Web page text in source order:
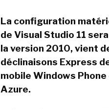
La configuration
de Visual Studio 11
la version 2010, vient
déclinaisons Express
mobile Windows
Azure.